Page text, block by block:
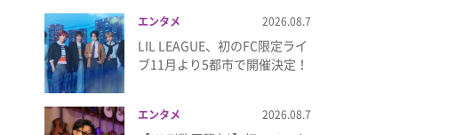
エンタメ 2026.08.7
LIL LEAGUE、初のFC限定ライ
ブ11月より5都市で開催決定！
エンタメ 2026.08.7